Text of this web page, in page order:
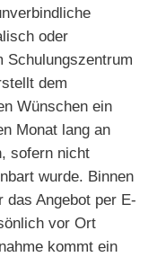
oder
Schulungszentrum
dem
Wünschen ein
Monat lang an
sofern nicht
wurde. Binnen
das Angebot per E-
vor Ort
kommt ein